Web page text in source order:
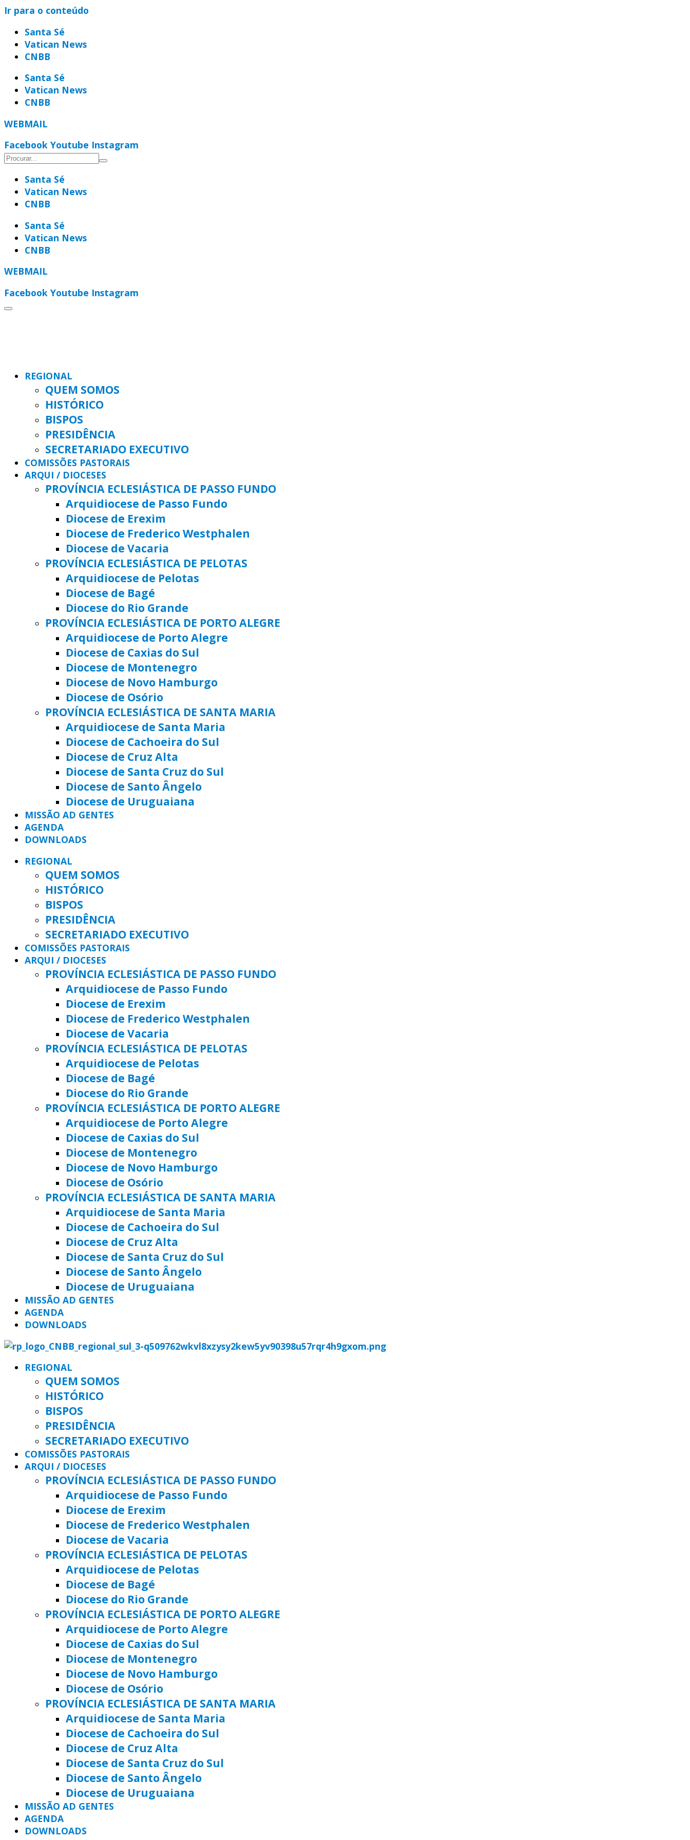
Ir para o conteúdo
Santa Sé
Vatican News
CNBB
Santa Sé
Vatican News
CNBB
WEBMAIL
Facebook Youtube Instagram
Santa Sé
Vatican News
CNBB
Santa Sé
Vatican News
CNBB
WEBMAIL
Facebook Youtube Instagram
REGIONAL
QUEM SOMOS
HISTÓRICO
BISPOS
PRESIDÊNCIA
SECRETARIADO EXECUTIVO
COMISSÕES PASTORAIS
ARQUI / DIOCESES
PROVÍNCIA ECLESIÁSTICA DE PASSO FUNDO
Arquidiocese de Passo Fundo
Diocese de Erexim
Diocese de Frederico Westphalen
Diocese de Vacaria
PROVÍNCIA ECLESIÁSTICA DE PELOTAS
Arquidiocese de Pelotas
Diocese de Bagé
Diocese do Rio Grande
PROVÍNCIA ECLESIÁSTICA DE PORTO ALEGRE
Arquidiocese de Porto Alegre
Diocese de Caxias do Sul
Diocese de Montenegro
Diocese de Novo Hamburgo
Diocese de Osório
PROVÍNCIA ECLESIÁSTICA DE SANTA MARIA
Arquidiocese de Santa Maria
Diocese de Cachoeira do Sul
Diocese de Cruz Alta
Diocese de Santa Cruz do Sul
Diocese de Santo Ângelo
Diocese de Uruguaiana
MISSÃO AD GENTES
AGENDA
DOWNLOADS
REGIONAL
QUEM SOMOS
HISTÓRICO
BISPOS
PRESIDÊNCIA
SECRETARIADO EXECUTIVO
COMISSÕES PASTORAIS
ARQUI / DIOCESES
PROVÍNCIA ECLESIÁSTICA DE PASSO FUNDO
Arquidiocese de Passo Fundo
Diocese de Erexim
Diocese de Frederico Westphalen
Diocese de Vacaria
PROVÍNCIA ECLESIÁSTICA DE PELOTAS
Arquidiocese de Pelotas
Diocese de Bagé
Diocese do Rio Grande
PROVÍNCIA ECLESIÁSTICA DE PORTO ALEGRE
Arquidiocese de Porto Alegre
Diocese de Caxias do Sul
Diocese de Montenegro
Diocese de Novo Hamburgo
Diocese de Osório
PROVÍNCIA ECLESIÁSTICA DE SANTA MARIA
Arquidiocese de Santa Maria
Diocese de Cachoeira do Sul
Diocese de Cruz Alta
Diocese de Santa Cruz do Sul
Diocese de Santo Ângelo
Diocese de Uruguaiana
MISSÃO AD GENTES
AGENDA
DOWNLOADS
REGIONAL
QUEM SOMOS
HISTÓRICO
BISPOS
PRESIDÊNCIA
SECRETARIADO EXECUTIVO
COMISSÕES PASTORAIS
ARQUI / DIOCESES
PROVÍNCIA ECLESIÁSTICA DE PASSO FUNDO
Arquidiocese de Passo Fundo
Diocese de Erexim
Diocese de Frederico Westphalen
Diocese de Vacaria
PROVÍNCIA ECLESIÁSTICA DE PELOTAS
Arquidiocese de Pelotas
Diocese de Bagé
Diocese do Rio Grande
PROVÍNCIA ECLESIÁSTICA DE PORTO ALEGRE
Arquidiocese de Porto Alegre
Diocese de Caxias do Sul
Diocese de Montenegro
Diocese de Novo Hamburgo
Diocese de Osório
PROVÍNCIA ECLESIÁSTICA DE SANTA MARIA
Arquidiocese de Santa Maria
Diocese de Cachoeira do Sul
Diocese de Cruz Alta
Diocese de Santa Cruz do Sul
Diocese de Santo Ângelo
Diocese de Uruguaiana
MISSÃO AD GENTES
AGENDA
DOWNLOADS